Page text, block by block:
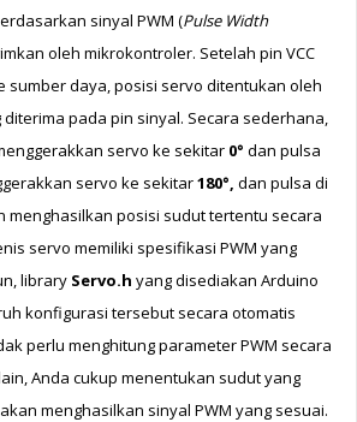
sinyal PWM (Pulse Width
oleh mikrokontroler. Setelah pin VCC
sumber daya, posisi servo ditentukan oleh
pada pin sinyal. Secara sederhana,
servo ke sekitar 0° dan pulsa
servo ke sekitar 180°, dan pulsa di
menghasilkan posisi sudut tertentu secara
servo memiliki spesifikasi PWM yang
library Servo.h yang disediakan Arduino
konfigurasi tersebut secara otomatis
perlu menghitung parameter PWM secara
Anda cukup menentukan sudut yang
menghasilkan sinyal PWM yang sesuai.